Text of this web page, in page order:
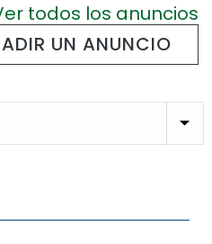
todos los anuncios
UN ANUNCIO